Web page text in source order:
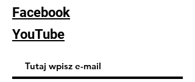
Facebook
YouTube